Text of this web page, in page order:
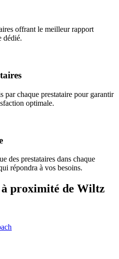
offrant le meilleur rapport
dédié.
par chaque prestataire pour garantir
optimale.
des prestataires dans chaque
répondra à vos besoins.
proximité de Wiltz